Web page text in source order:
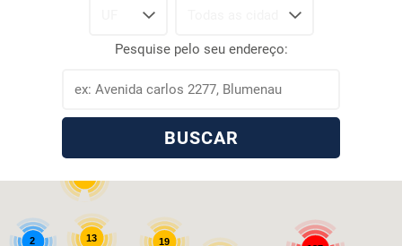
Pesquise pelo seu endereço:
BUSCAR
13
2 19